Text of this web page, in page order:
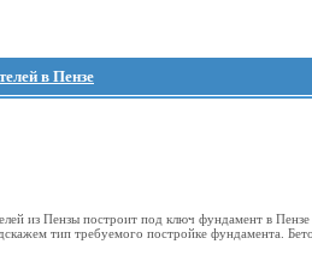
в Пензе
из Пензы построит под ключ фундамент в
тип требуемого постройке фундамента.